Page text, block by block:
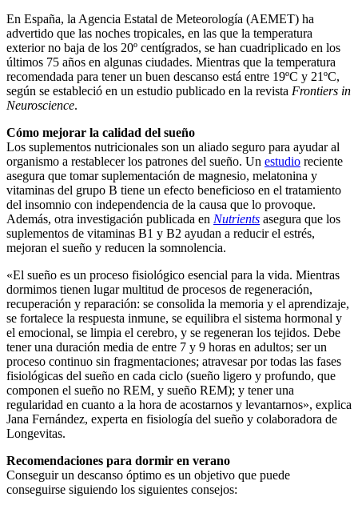
En España, la Agencia Estatal de Meteorología (AEMET) ha
advertido que las noches tropicales, en las que la temperatura
exterior no baja de los 20º centígrados, se han cuadriplicado en los
últimos 75 años en algunas ciudades. Mientras que la temperatura
recomendada para tener un buen descanso está entre 19ºC y 21ºC,
según se estableció en un estudio publicado en la revista Frontiers in
Neuroscience.
Cómo mejorar la calidad del sueño
Los suplementos nutricionales son un aliado seguro para ayudar al
organismo a restablecer los patrones del sueño. Un estudio reciente
asegura que tomar suplementación de magnesio, melatonina y
vitaminas del grupo B tiene un efecto beneficioso en el tratamiento
del insomnio con independencia de la causa que lo provoque.
Además, otra investigación publicada en Nutrients asegura que los
suplementos de vitaminas B1 y B2 ayudan a reducir el estrés,
mejoran el sueño y reducen la somnolencia.
«El sueño es un proceso fisiológico esencial para la vida. Mientras
dormimos tienen lugar multitud de procesos de regeneración,
recuperación y reparación: se consolida la memoria y el aprendizaje,
se fortalece la respuesta inmune, se equilibra el sistema hormonal y
el emocional, se limpia el cerebro, y se regeneran los tejidos. Debe
tener una duración media de entre 7 y 9 horas en adultos; ser un
proceso continuo sin fragmentaciones; atravesar por todas las fases
fisiológicas del sueño en cada ciclo (sueño ligero y profundo, que
componen el sueño no REM, y sueño REM); y tener una
regularidad en cuanto a la hora de acostarnos y levantarnos», explica
Jana Fernández, experta en fisiología del sueño y colaboradora de
Longevitas.
Recomendaciones para dormir en verano
Conseguir un descanso óptimo es un objetivo que puede
conseguirse siguiendo los siguientes consejos: